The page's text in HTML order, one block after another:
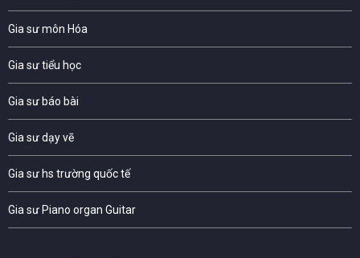
Gia sư môn Hóa
Gia sư tiểu học
Gia sư báo bài
Gia sư dạy vẽ
Gia sư hs trường quốc tế
Gia sư Piano organ Guitar